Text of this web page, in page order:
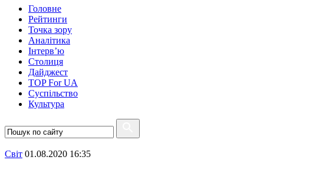
Головне
Рейтинги
Точка зору
Аналітика
Інтерв’ю
Столиця
Дайджест
TOP For UA
Суспiльство
Культура
Свiт 01.08.2020 16:35